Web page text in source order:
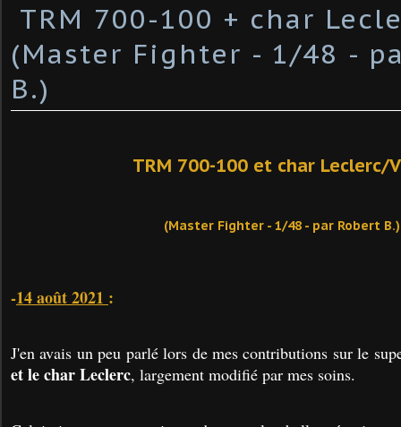
TRM 700-100 + char
(Master Fighter - 1/48 -
B.) ​
TRM 700-100 et char Leclerc/
(Master Fighter - 1/48 - par Robert B.)
-14 août 2021 :
J'en avais un peu parlé lors de mes contributions sur le
et le char Leclerc, largement modifié par mes soins.